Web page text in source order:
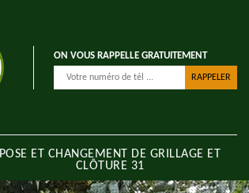
ON VOUS RAPPELLE GRATUITEMENT
POSE ET CHANGEMENT DE GRILLAGE ET
CLÔTURE 31